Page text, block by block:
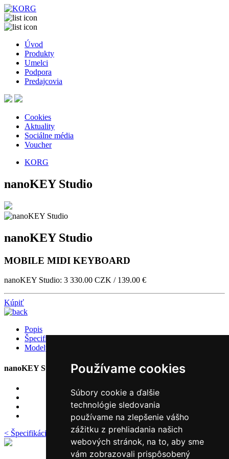
Používame cookies
Súbory cookie a ďalšie
technológie sledovania
používame na zlepšenie vášho
zážitku z prehliadania našich
webových stránok, na to, aby sme
vám zobrazovali prispôsobený
Úvod
Produkty
Umelci
Podpora
Predajcovia
Cookies
Aktuality
Sociálne média
Voucher
KORG
nanoKEY Studio
nanoKEY Studio
MOBILE MIDI KEYBOARD
nanoKEY Studio: 3 330.00 CZK / 139.00 €
Kúpiť
Popis
Špecifikácia
Modely
nanoKEY Studio
< Špecifikácia